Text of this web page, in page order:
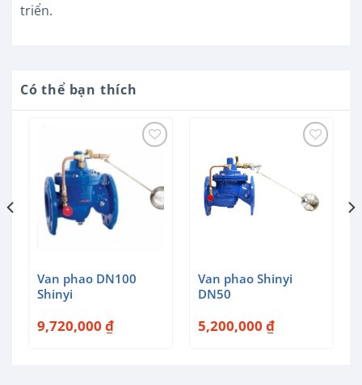
triển.
Có thể bạn thích
Van phao DN100
Shinyi
9,720,000 ₫
Van phao Shinyi
DN50
5,200,000 ₫